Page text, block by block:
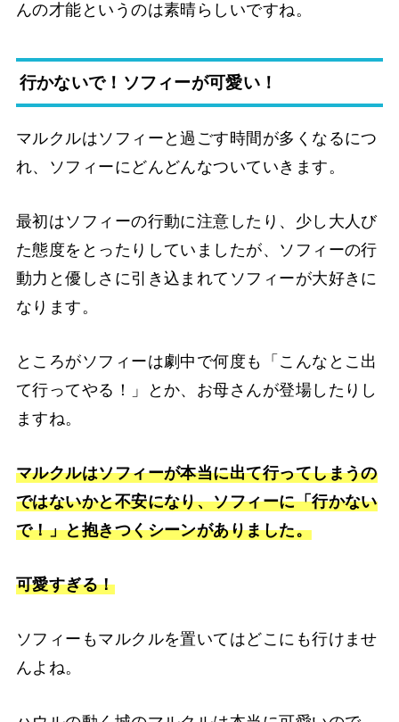
んの才能というのは素晴らしいですね。
行かないで！ソフィーが可愛い！
マルクルはソフィーと過ごす時間が多くなるにつ
れ、ソフィーにどんどんなついていきます。
最初はソフィーの行動に注意したり、少し大人び
た態度をとったりしていましたが、ソフィーの行
動力と優しさに引き込まれてソフィーが大好きに
なります。
ところがソフィーは劇中で何度も「こんなとこ出
て行ってやる！」とか、お母さんが登場したりし
ますね。
マルクルはソフィーが本当に出て行ってしまうの
ではないかと不安になり、ソフィーに「行かない
で！」と抱きつくシーンがありました。
可愛すぎる！
ソフィーもマルクルを置いてはどこにも行けませ
んよね。